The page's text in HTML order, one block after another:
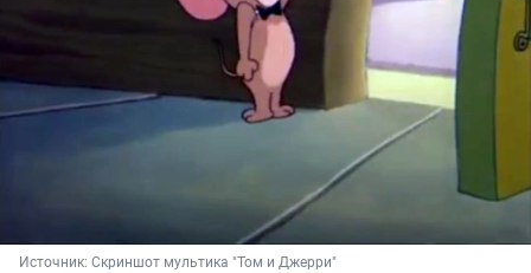
Источник: Скриншот мультика "Том и Джерри"